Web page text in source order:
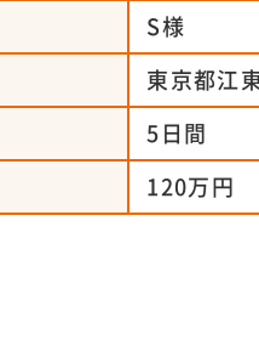
S様
東京都江
5日間
120万円